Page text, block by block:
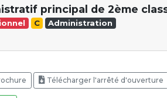
principal de 2ème
C Administration
Télécharger l'arrêté d'ouverture